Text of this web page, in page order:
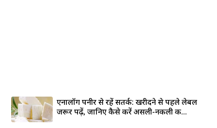
एनालॉग पनीर से रहें सतर्क: खरीदने से पहले लेबल
जरूर पढ़ें, जानिए कैसे करें असली-नकली की...